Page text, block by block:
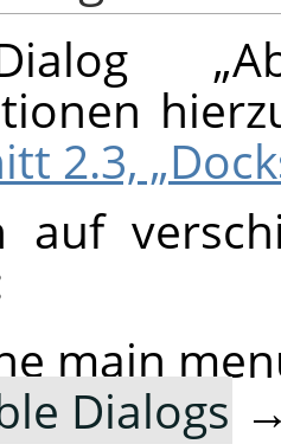
„
2.3,
auf
main
Dialogs